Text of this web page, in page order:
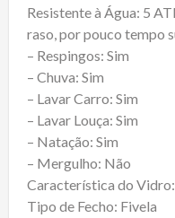
Resistente à Água: 5
raso, por pouco tempo
– Respingos: Sim
– Chuva: Sim
– Lavar Carro: Sim
– Lavar Louça: Sim
– Natação: Sim
– Mergulho: Não
Característica do
Tipo de Fecho: Fivela